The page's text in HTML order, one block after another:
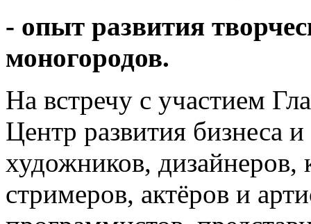
- опыт развития
моногородов.
На встречу с участием
Центр развития бизнеса
художников, дизайнеров,
стримеров, актёров и